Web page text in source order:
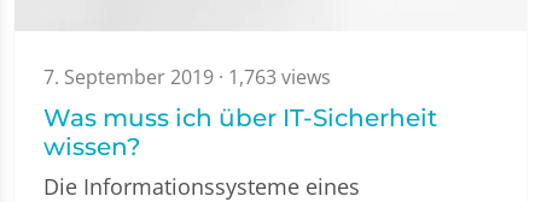
7. September 2019 · 1,763 views
Was muss ich über IT-Sicherheit
wissen?
Die Informationssysteme eines